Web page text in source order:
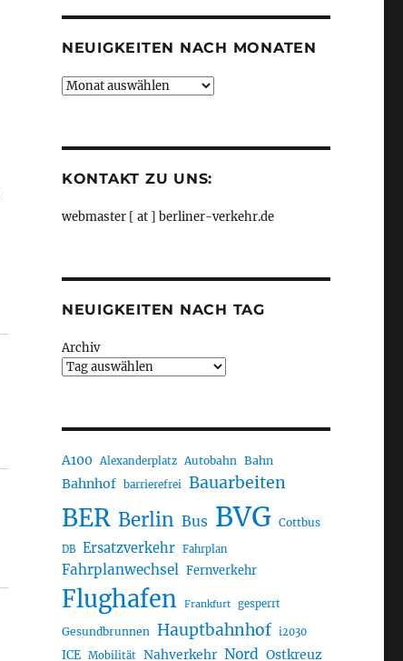
NEUIGKEITEN NACH MONATEN
Neuigkeiten
KONTAKT ZU UNS:
webmaster [ at ] berliner-verkehr.de
NEUIGKEITEN NACH TAG
Archiv
A100 Alexanderplatz Autobahn Bahn
Bahnhof barrierefrei Bauarbeiten
BER Berlin Bus BVG Cottbus
DB Ersatzverkehr Fahrplan
Fahrplanwechsel Fernverkehr
Flughafen Frankfurt gesperrt
Gesundbrunnen Hauptbahnhof i2030
ICE Mobilität Nahverkehr Nord Ostkreuz